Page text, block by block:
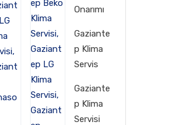
Onarımı
Gaziante
p Klima
Servis
Gaziante
p Klima
Servisi